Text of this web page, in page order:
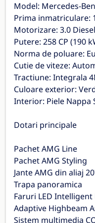
Model: Mercedes-
Prima inmatriculare:
Motorizare: 3.0
Putere: 258 CP (190
Norma de poluare:
Cutie de viteze:
Tractiune: Integrala
Culoare exterior:
Interior: Piele Nappa
Dotari principale
Pachet AMG Line
Pachet AMG Styling
Jante AMG din aliaj
Trapa panoramica
Faruri LED Intelligent
Adaptive Highbeam
Sistem multimedia